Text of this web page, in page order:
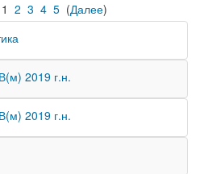
1 2 3 4 5(Далее)
2019 г.н.
2019 г.н.